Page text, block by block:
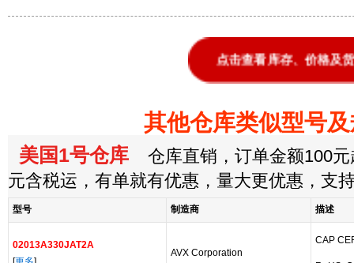
点击查看库存、价格及
其他仓库类似型号
美国1号仓库 仓库直销，订单金额100元
元含税运，有单就有优惠，量大更优惠，支
型号 制造商 描述
02013A330JAT2A
AVX Corporation
CAP